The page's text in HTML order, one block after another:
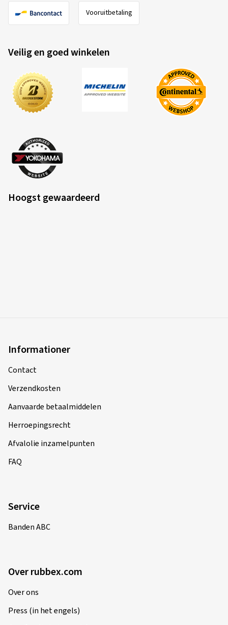
Vooruitbetaling
Veilig en goed winkelen
Hoogst gewaardeerd
Informationer
Contact
Verzendkosten
Aanvaarde betaalmiddelen
Herroepingsrecht
Afvalolie inzamelpunten
FAQ
Service
Banden ABC
Over rubbex.com
Over ons
Press (in het engels)